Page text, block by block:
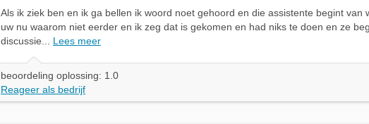
Als ik ziek ben en ik ga bellen ik woord noet gehoord en die assistente begint van
uw nu waarom niet eerder en ik zeg dat is gekomen en had niks te doen en ze
discussie... Lees meer
beoordeling oplossing: 1.0
Reageer als bedrijf